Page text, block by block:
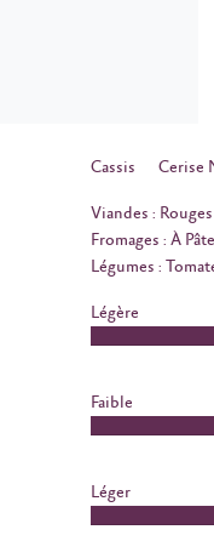
Cassis Cerise
Viandes : Rouges
Fromages : À
Légumes :
Légère
Faible
Léger